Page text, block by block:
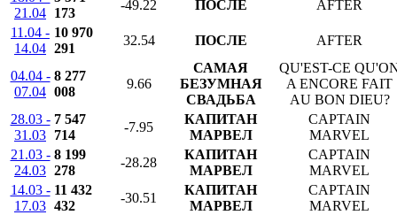
21.04 173
-49.22 ПОСЛЕ
AFTER
11.04 -
14.04
10 970
291
32.54 ПОСЛЕ AFTER
04.04 -
07.04
8 277
008
9.66
САМАЯ
БЕЗУМНАЯ
СВАДЬБА
QU'EST-CE
A ENCORE FAIT
AU BON DIEU?
28.03 -
31.03
7 547
714
-7.95
КАПИТАН
МАРВЕЛ
CAPTAIN
MARVEL
21.03 -
24.03
8 199
278
-28.28
КАПИТАН
МАРВЕЛ
CAPTAIN
MARVEL
14.03 -
17.03
11 432
432
-30.51
КАПИТАН
МАРВЕЛ
CAPTAIN
MARVEL